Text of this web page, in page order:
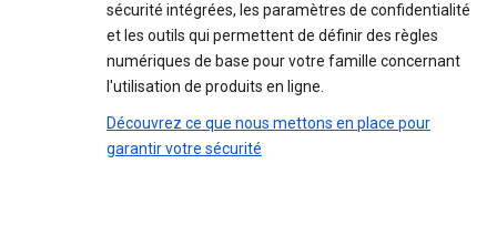
sécurité intégrées, les paramètres de confidentialité
et les outils qui permettent de définir des règles
numériques de base pour votre famille concernant
l'utilisation de produits en ligne.
Découvrez ce que nous mettons en place pour
garantir votre sécurité